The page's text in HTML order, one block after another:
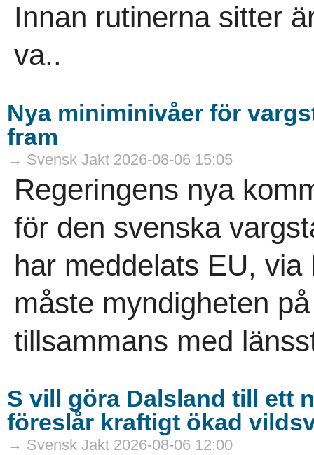
Innan rutinerna sitter
va..
Nya miniminivåer för
fram
→ Svensk Jakt 2026-08-06 15:05
Regeringens nya
för den svenska
har meddelats EU,
måste myndigheten
tillsammans med
S vill göra Dalsland till ett
föreslår kraftigt ökad
→ Svensk Jakt 2026-08-06 12:00